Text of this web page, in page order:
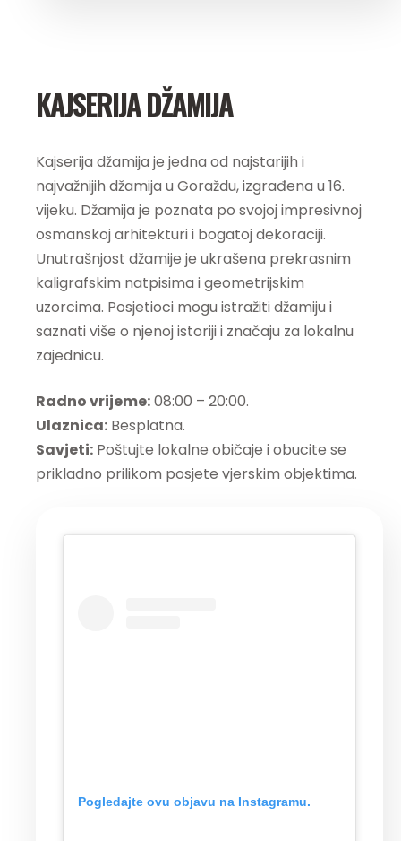
KAJSERIJA DŽAMIJA
Kajserija džamija je jedna od najstarijih i
najvažnijih džamija u Goraždu, izgrađena u 16.
vijeku. Džamija je poznata po svojoj impresivnoj
osmanskoj arhitekturi i bogatoj dekoraciji.
Unutrašnjost džamije je ukrašena prekrasnim
kaligrafskim natpisima i geometrijskim
uzorcima. Posjetioci mogu istražiti džamiju i
saznati više o njenoj istoriji i značaju za lokalnu
zajednicu.
Radno vrijeme:08:00 – 20:00.
Ulaznica: Besplatna.
Savjeti: Poštujte lokalne običaje i obucite se
prikladno prilikom posjete vjerskim objektima.
Pogledajte ovu objavu na Instagramu.